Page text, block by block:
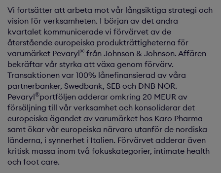
Vi fortsätter att arbeta mot vår långsiktiga strategi och
vision för verksamheten. I början av det andra
kvartalet kommunicerade vi förvärvet av de
återstående europeiska produkträttigheterna för
varumärket Pevaryl® från Johnson & Johnson. Affären
bekräftar vår styrka att växa genom förvärv.
Transaktionen var 100% lånefinansierad av våra
partnerbanker, Swedbank, SEB och DNB NOR.
Pevaryl®portföljen adderar omkring 20 MEUR av
försäljning till vår verksamhet och konsoliderar det
europeiska ägandet av varumärket hos Karo Pharma
samt ökar vår europeiska närvaro utanför de nordiska
länderna, i synnerhet i Italien. Förvärvet adderar även
kritisk massa inom två fokuskategorier, intimate health
och foot care.